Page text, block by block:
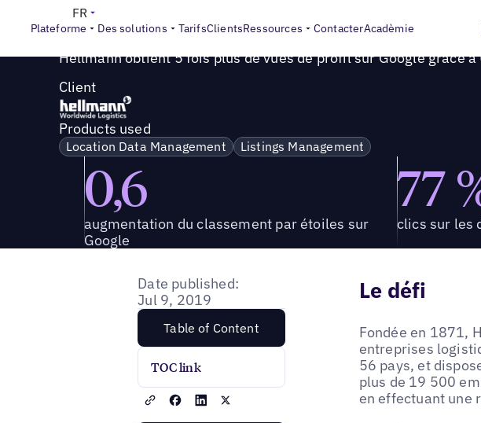
Plateforme Des solutions TarifsClientsRessources ContacterAcadèmie
FR
Success Story
Hellmann obtient 5 fois plus de vues de profil sur Google grâce à
Client
Products used
Location Data Management Listings Management
0,6
augmentation du classement par étoiles sur
Google
77
clics sur les
Date published:
Jul 9, 2019
Table of Content
TOC link
Le défi
Fondée en 1871,
entreprises
56 pays, et
plus de 19 500
en effectuant une